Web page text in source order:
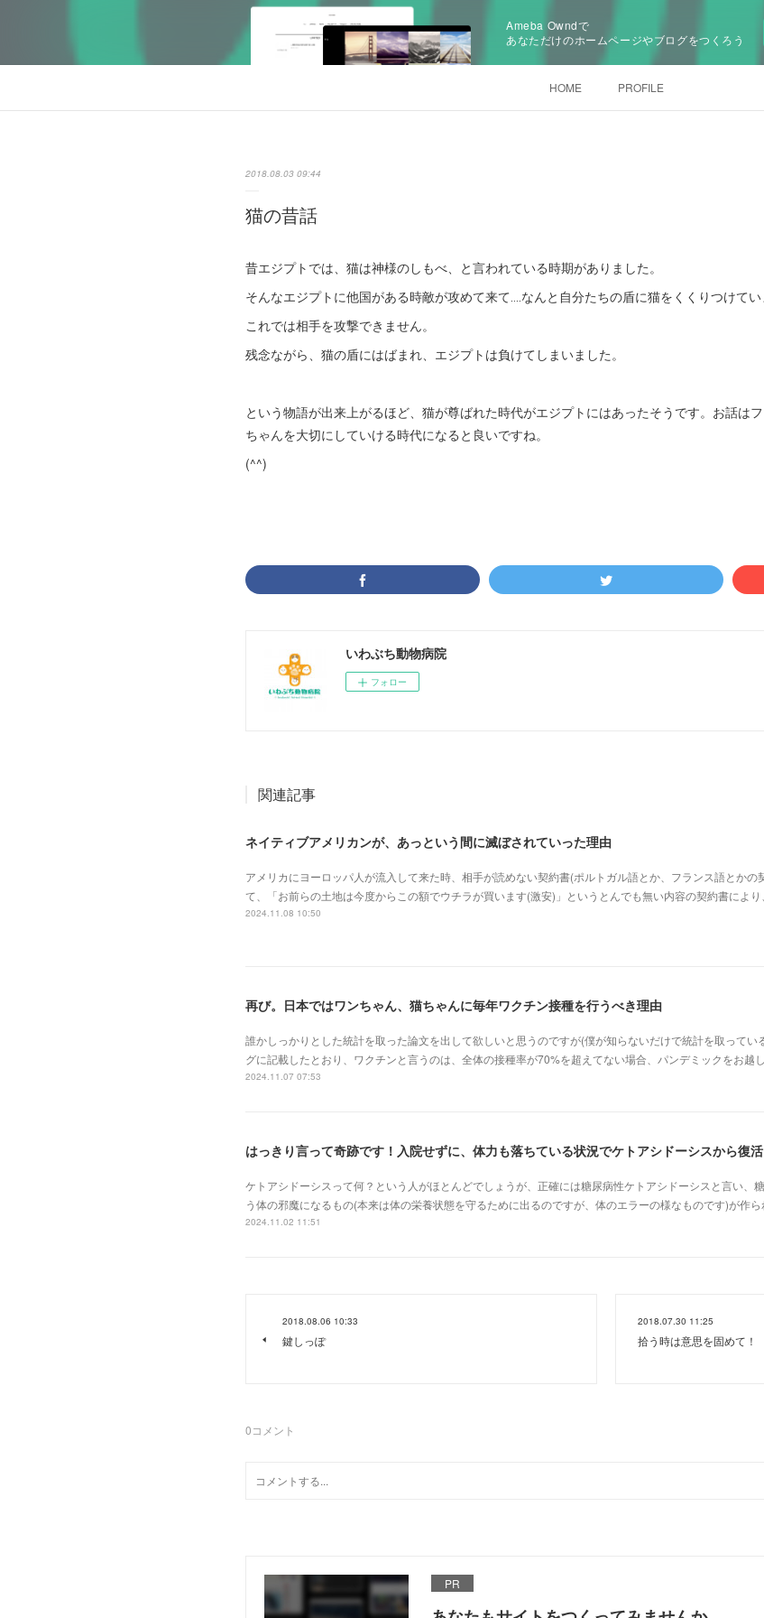
Ameba Owndで
あなただけのホームページやブログをつくろう
HOME PROFILE
2018.08.03 09:44
猫の昔話
昔エジプトでは、猫は神様のしもべ、と言われている時期がありました。
そんなエジプトに他国がある時敵が攻めて来て‥‥なんと自分たちの盾に猫をくくりつけてい
これでは相手を攻撃できません。
残念ながら、猫の盾にはばまれ、エジプトは負けてしまいました。
という物語が出来上がるほど、猫が尊ばれた時代がエジプトにはあったそうです。お話は
ちゃんを大切にしていける時代になると良いですね。
(^^)
いわぶち動物病院
フォロー
関連記事
ネイティブアメリカンが、あっという間に滅ぼされていった理由
アメリカにヨーロッパ人が流入して来た時、相手が読めない契約書(ポルトガル語とか、フランス語とかの
て、「お前らの土地は今度からこの額でウチラが買います(激安)」というとんでも無い内容の契約書により
2024.11.08 10:50
再び。日本ではワンちゃん、猫ちゃんに毎年ワクチン接種を行うべき理由
誰かしっかりとした統計を取った論文を出して欲しいと思うのですが(僕が知らないだけで統計を取ってい
グに記載したとおり、ワクチンと言うのは、全体の接種率が70%を超えてない場合、パンデミックをお越
2024.11.07 07:53
はっきり言って奇跡です！入院せずに、体力も落ちている状況でケトアシドーシスから復活
ケトアシドーシスって何？という人がほとんどでしょうが、正確には糖尿病性ケトアシドーシスと言い、
う体の邪魔になるもの(本来は体の栄養状態を守るために出るのですが、体のエラーの様なものです)が作
2024.11.02 11:51
2018.08.06 10:33
鍵しっぽ
2018.07.30 11:25
拾う時は意思を固めて！
0コメント
PR